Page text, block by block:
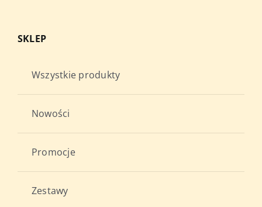
SKLEP
Wszystkie produkty
Nowości
Promocje
Zestawy